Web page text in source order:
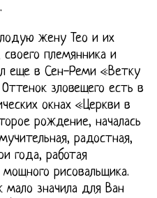
жену Тео и их
племянника и
еще в Сен-Реми «Ветку
зловещего есть в
окнах «Церкви в
рождение, началась
радостная,
года, работая
рисовальщика.
мало значила для Ван